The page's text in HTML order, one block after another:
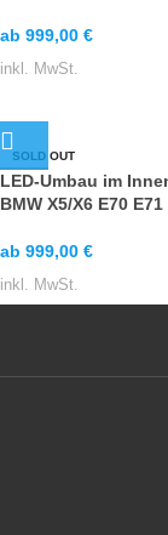
ab 999,00 €
inkl. MwSt.
SOLD OUT
LED-Umbau im
BMW X5/X6 E70 E71
ab 999,00 €
inkl. MwSt.